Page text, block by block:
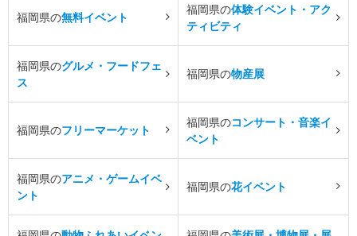
福岡県の無料イベント
福岡県の体験イベント・アク
ティビティ
福岡県のグルメ・フードフェ
ス
福岡県の物産展
福岡県のフリーマーケット
福岡県のコンサート・音楽イ
ベント
福岡県のアニメ・ゲームイベ
ント
福岡県の花イベント